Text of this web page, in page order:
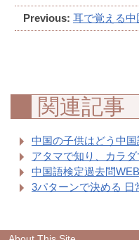
Previous: 耳で覚える
関連記事
中国の子供はどう中
アタマで知り、カラ
中国語検定過去問WEB
3パターンで決める 日